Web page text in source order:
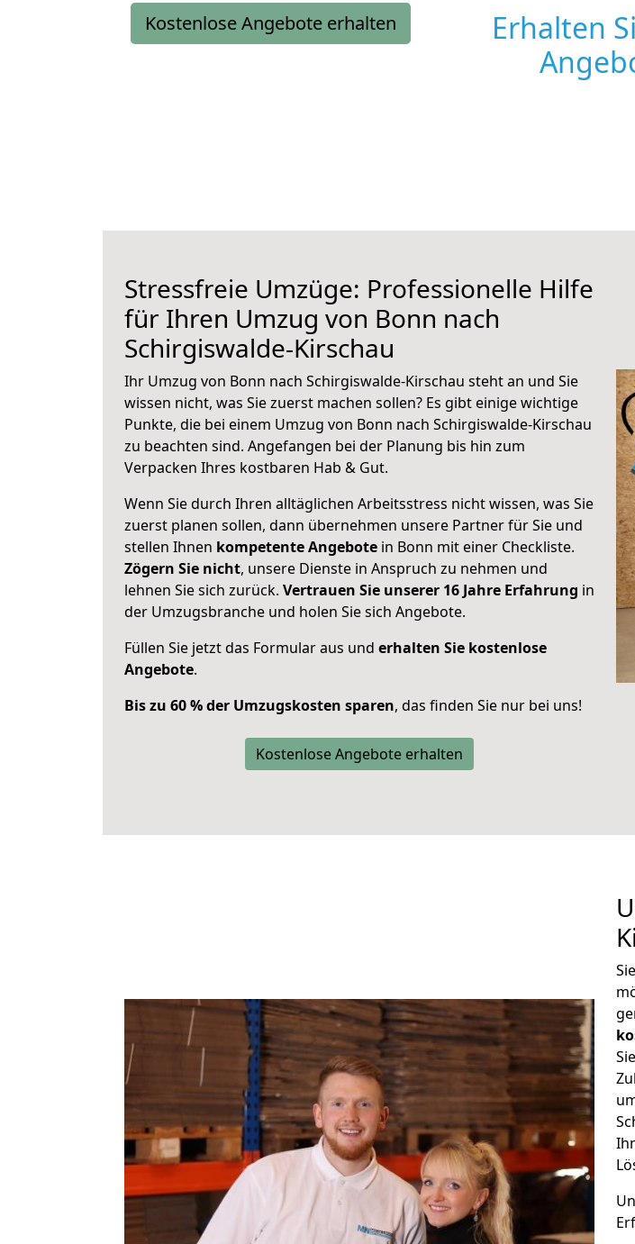
Kostenlose Angebote erhalten
Erhalten
Stressfreie Umzüge: Professionelle Hilfe
für Ihren Umzug von Bonn nach
Schirgiswalde-Kirschau
Ihr Umzug von Bonn nach Schirgiswalde-Kirschau steht an und Sie
wissen nicht, was Sie zuerst machen sollen? Es gibt einige wichtige
Punkte, die bei einem Umzug von Bonn nach Schirgiswalde-Kirschau
zu beachten sind. Angefangen bei der Planung bis hin zum
Verpacken Ihres kostbaren Hab & Gut.
Wenn Sie durch Ihren alltäglichen Arbeitsstress nicht wissen, was Sie
zuerst planen sollen, dann übernehmen unsere Partner für Sie und
stellen Ihnen kompetente Angebote in Bonn mit einer Checkliste.
Zögern Sie nicht, unsere Dienste in Anspruch zu nehmen und
lehnen Sie sich zurück. Vertrauen Sie unserer 16 Jahre Erfahrung in
der Umzugsbranche und holen Sie sich Angebote.
Füllen Sie jetzt das Formular aus und erhalten Sie kostenlose
Angebote.
Bis zu 60 % der Umzugskosten sparen, das finden Sie nur bei uns!
Kostenlose Angebote erhalten